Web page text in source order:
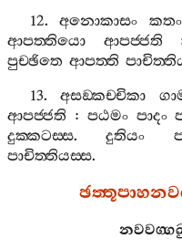
12.අනොකාසං කතං
ආපත‍්තියො
ආපජ‍්ජති
පුච‍්ඡිතෙ ආපත‍්ති
13.අසඞ‍්කච‍්චිකා
ආපජ‍්ජති : පඨමං පාදං
දුක‍්කටස‍්ස.දුතියං
පාචිත‍්තියස‍්ස.